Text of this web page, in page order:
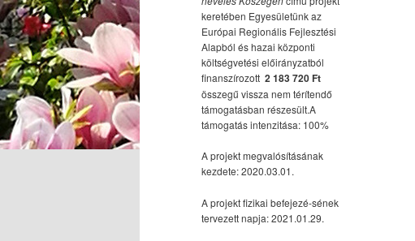
keretében Egyesületünk az
Európai Regionális Fejlesztési
Alapból és hazai központi
költségvetési előirányzatból
finanszírozott 2 183 720 Ft
összegű vissza nem térítendő
támogatásban részesült.A
támogatás intenzitása: 100%
A projekt megvalósításának
kezdete: 2020.03.01.
A projekt fizikai befejezé-sének
tervezett napja: 2021.01.29.